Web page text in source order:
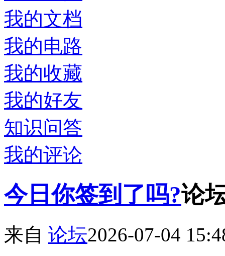
我的文档
我的电路
我的收藏
我的好友
知识问答
我的评论
今日你签到了吗?论
来自 论坛2026-07-04